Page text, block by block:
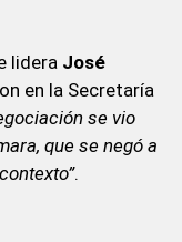
lidera José
en la Secretaría
se vio
que se negó a
.